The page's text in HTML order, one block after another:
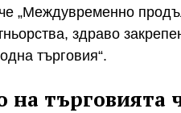
„Междувременно
здраво
търговия“.
на търговията